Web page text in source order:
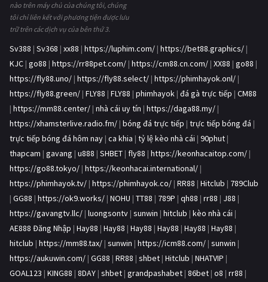
nào trên máy chủ của chúng tôi, chúng
tôi chỉ liên kết với phương tiện được lưu
trữ trên các dịch vụ của bên thứ 3.
Sv388 | Sv368 | xx88 | https://luphim.com/ | https://bet88.graphics/ |
KJC | go88 | https://rr88pet.com/ | https://cm88.cn.com/ | XX88 | go88 |
https://fly88.uno/ | https://fly88.select/ | https://phimhayok.onl/ |
https://fly88.green/ | FLY88 | FLY88 | phimhayok | đá gà trực tiếp | CM88
| https://mm88.center/ | nhà cái uy tín | https://daga88.my/ |
https://xhamsterlive.radio.fm/ | bóng đá trực tiếp | trực tiếp bóng đá |
trực tiếp bóng đá hôm nay | ca khia | tỷ lệ kèo nhà cái | 90phut |
thapcam | gavang | u888 | SHBET | fly88 | https://keonhacaitop.com/ |
https://go88.tokyo/ | https://keonhacai.international/ |
https://phimhayok.tv/ | https://phimhayok.co/ | RR88 | Hitclub | 789Club
| GG88 | https://ok9.works/ | NOHU | TT88 | 789P | qh88 | rr88 | J88 |
https://gavangtv.llc/ | luongsontv | sunwin | hitclub | kèo nhà cái |
AE888 Đăng Nhập | Hay88 | Hay88 | Hay88 | Hay88 | Hay88 | Hay88 |
hitclub | https://mm88.tax/ | sunwin | https://icm88.com/ | sunwin |
https://aukuwin.com/ | GG88 | RR88 | shbet | Hitclub | NHATVIP |
GOAL123 | KING88 | 8DAY | shbet | grandpashabet | 86bet | o8 | rr88 |